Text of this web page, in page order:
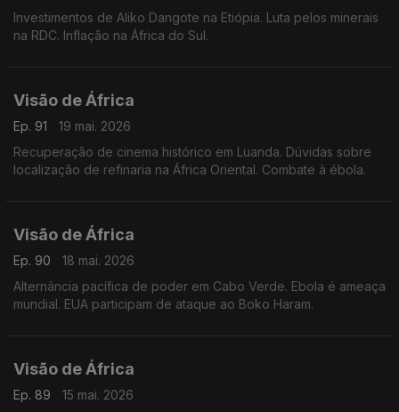
Investimentos de Aliko Dangote na Etiópia. Luta pelos minerais
na RDC. Inflação na África do Sul.
Visão de África
Ep. 91
19 mai. 2026
Recuperação de cinema histórico em Luanda. Dúvidas sobre
localização de refinaria na África Oriental. Combate à ébola.
Visão de África
Ep. 90
18 mai. 2026
Alternância pacífica de poder em Cabo Verde. Ebola é ameaça
mundial. EUA participam de ataque ao Boko Haram.
Visão de África
Ep. 89
15 mai. 2026